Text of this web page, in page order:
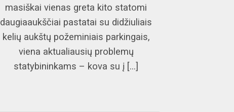
masiškai vienas greta kito statomi
daugiaaukščiai pastatai su didžiuliais
kelių aukštų požeminiais parkingais,
viena aktualiausių problemų
statybininkams – kova su į [...]